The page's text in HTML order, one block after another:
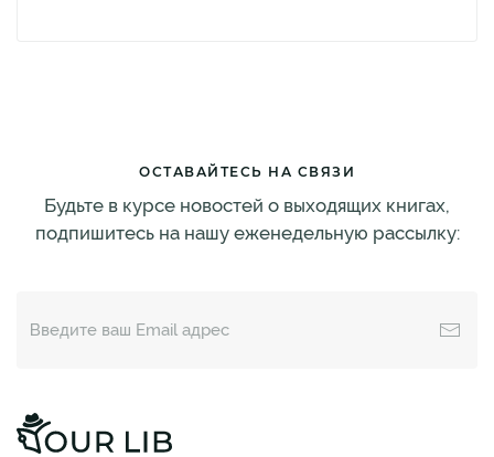
ОСТАВАЙТЕСЬ НА СВЯЗИ
Будьте в курсе новостей о выходящих книгах,
подпишитесь на нашу еженедельную рассылку: